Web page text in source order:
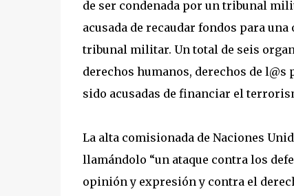
de ser condenada por un tribunal
acusada de recaudar fondos para
tribunal militar. Un total de seis
derechos humanos, derechos de
sido acusadas de financiar el
La alta comisionada de Naciones
llamándolo “un ataque contra los
opinión y expresión y contra el